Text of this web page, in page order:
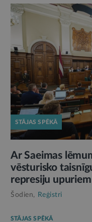
STĀJAS SPĒKĀ
Ar Saeimas
vēsturisko
represiju upuriem
Šodien, Reģistri
STĀJAS SPĒKĀ